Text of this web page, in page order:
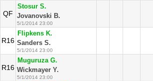
QF
Stosur S.
Jovanovski B.
5/1/2014 23:00
R16
Flipkens K.
Sanders S.
5/1/2014 23:00
R16
Muguruza G.
Wickmayer Y.
5/1/2014 23:00